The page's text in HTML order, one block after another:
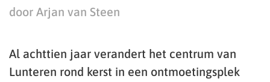
door Arjan van Steen
Al achttien jaar verandert het centrum van
Lunteren rond kerst in een ontmoetingsplek